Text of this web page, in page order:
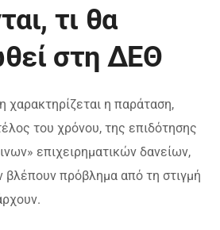
τι θα
στη ΔΕΘ
χαρακτηρίζεται η παράταση,
του χρόνου, της επιδότησης
επιχειρηματικών δανείων,
βλέπουν πρόβλημα από τη στιγμή